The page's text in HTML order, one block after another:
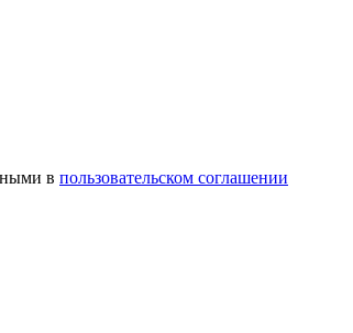
в пользовательском соглашении